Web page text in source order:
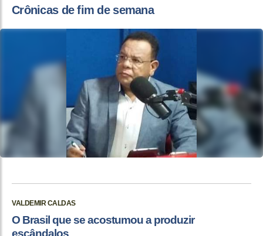
Crônicas de fim de semana
VALDEMIR CALDAS
O Brasil que se acostumou a produzir